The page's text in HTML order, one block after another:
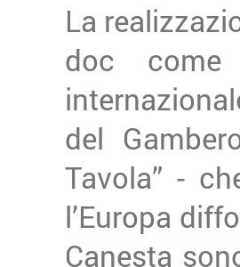
La
doc come
del
Tavola” -
l’Europa
Canesta